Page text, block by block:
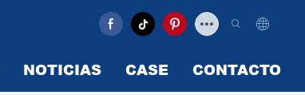
NOTICIAS CASE CONTACTO